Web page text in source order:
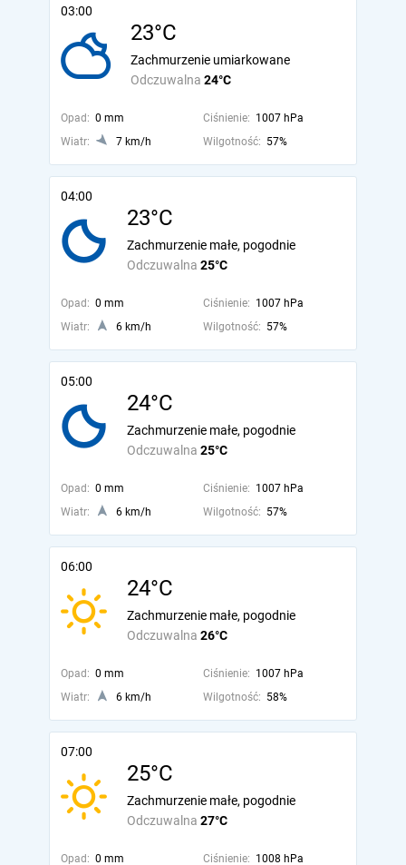
03:00
23°C
Odczuwalna 24°C
Zachmurzenie umiarkowane
Opad: 0 mm Ciśnienie: 1007 hPa
Wiatr:
7 km/h Wilgotność: 57%
04:00
23°C
Odczuwalna 25°C
Zachmurzenie małe, pogodnie
Opad: 0 mm Ciśnienie: 1007 hPa
Wiatr:
6 km/h Wilgotność: 57%
05:00
24°C
Odczuwalna 25°C
Zachmurzenie małe, pogodnie
Opad: 0 mm Ciśnienie: 1007 hPa
Wiatr:
6 km/h Wilgotność: 57%
06:00
24°C
Odczuwalna 26°C
Zachmurzenie małe, pogodnie
Opad: 0 mm Ciśnienie: 1007 hPa
Wiatr:
6 km/h Wilgotność: 58%
07:00
25°C
Odczuwalna 27°C
Zachmurzenie małe, pogodnie
Opad: 0 mm Ciśnienie: 1008 hPa